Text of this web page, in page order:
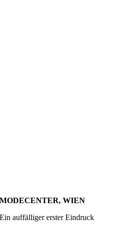
MODECENTER, WIEN
Ein auffälliger erster Eindruck